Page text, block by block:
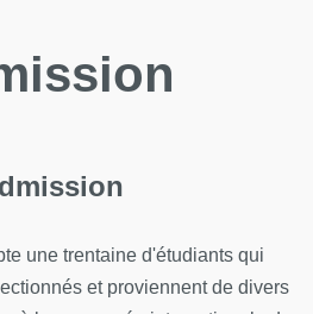
une trentaine d'étudiants qui
et proviennent de divers